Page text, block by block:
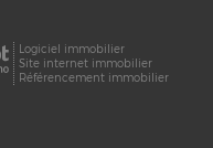
Logiciel immobilier
Site internet immobilier
Référencement immobilier